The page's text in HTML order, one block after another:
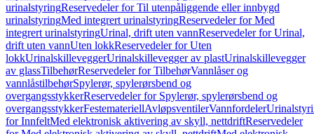
urinalstyringReservedeler for Til utenpåliggende eller innbygd
urinalstyringMed integrert urinalstyringReservedeler for Med
integrert urinalstyringUrinal, drift uten vannReservedeler for Urinal,
drift uten vannUten lokkReservedeler for Uten
lokkUrinalskilleveggerUrinalskillevegger av plastUrinalskillevegger
av glassTilbehørReservedeler for TilbehørVannlåser og
vannlåstilbehørSpylerør, spylerørsbend og
overgangsstykkerReservedeler for Spylerør, spylerørsbend og
overgangsstykkerFestemateriellAvløpsventilerVannfordeler
for InnfeltMed elektronisk aktivering av skyll, nettdriftReservedeler